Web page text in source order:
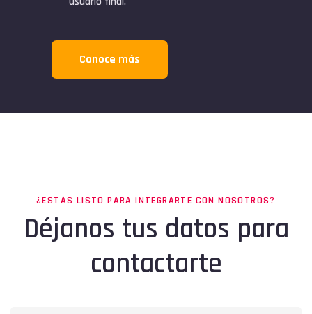
Conoce más
¿ESTÁS LISTO PARA INTEGRARTE CON NOSOTROS?
Déjanos tus datos para
contactarte